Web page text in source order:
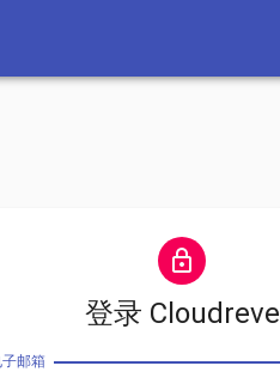
登录 Cloudreve
子邮箱